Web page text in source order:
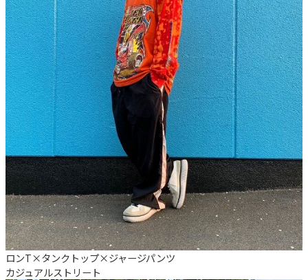
ロンT×タンクトップ×ジャージパンツ
カジュアルストリート